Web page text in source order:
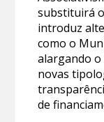
substituirá
introduz
como o
alargando o
novas
de